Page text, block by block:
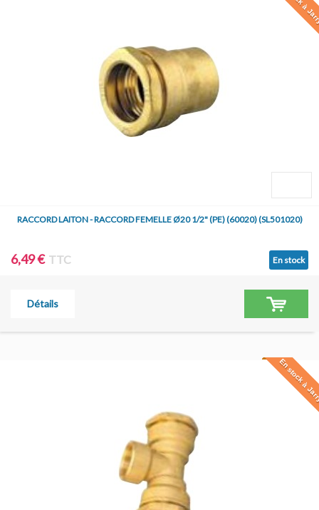
RACCORD LAITON - RACCORD FEMELLE Ø20 1/2" (PE) (60020) (SL501020)
6,49 € TTC En stock
Détails
En stock à